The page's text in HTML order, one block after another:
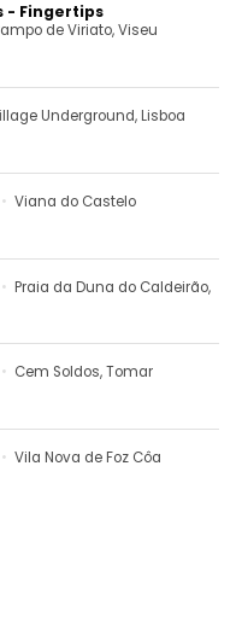
- Fingertips
de Viriato, Viseu
Underground, Lisboa
Viana do Castelo
Praia da Duna do Caldeirão,
Cem Soldos, Tomar
Vila Nova de Foz Côa